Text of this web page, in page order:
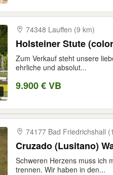
74348 Lauffen (9 km)
Holsteiner Stute
Zum Verkauf steht unsere
ehrliche und absolut...
9.900 € VB
74177 Bad Friedrichshall
Cruzado (Lusitano)
Schweren Herzens muss ich
trennen. Wir haben in den...